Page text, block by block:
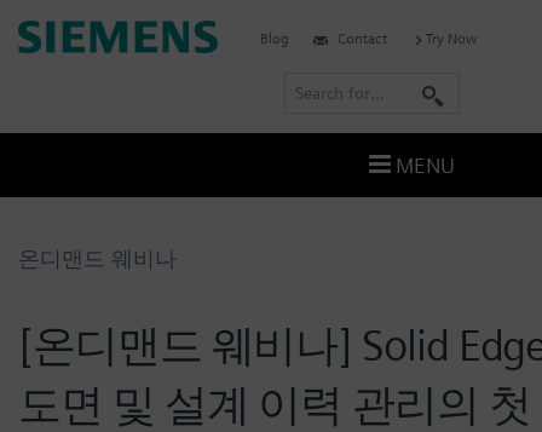
Skip
to
온디맨드 웨비나
[온디맨드 웨비나] Solid
도면 및 설계 이력 관리의 첫
Siemens
Blog Contact Try Now
r
MENU